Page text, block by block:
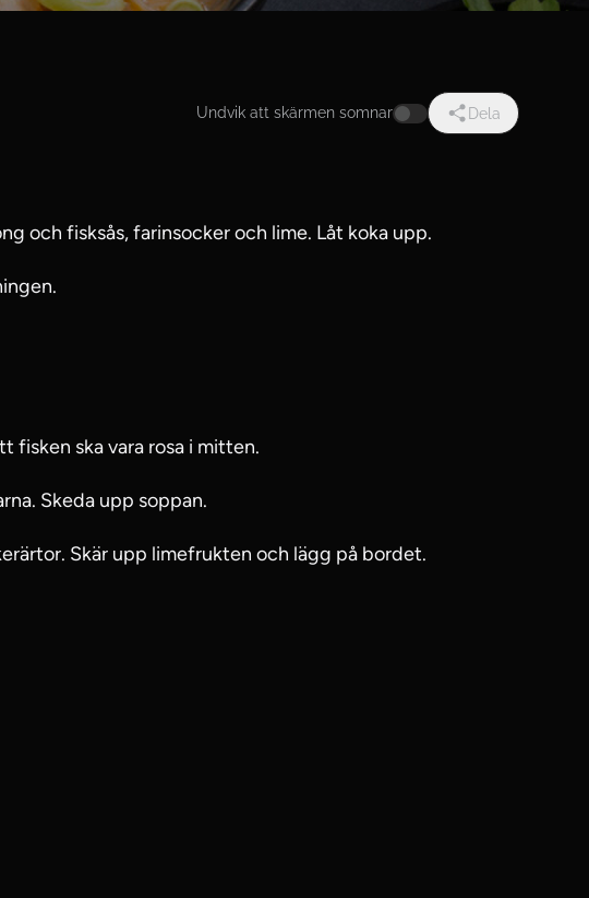
Undvik att skärmen somnar Dela
och fisksås, farinsocker och lime. Låt koka upp.
fisken ska vara rosa i mitten.
Skeda upp soppan.
Skär upp limefrukten och lägg på bordet.